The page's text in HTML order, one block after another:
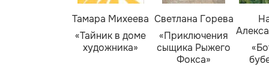
Тамара Михеева
«Тайник в доме
художника»
Светлана Горева
«Приключения
сыщика Рыжего
Фокса»